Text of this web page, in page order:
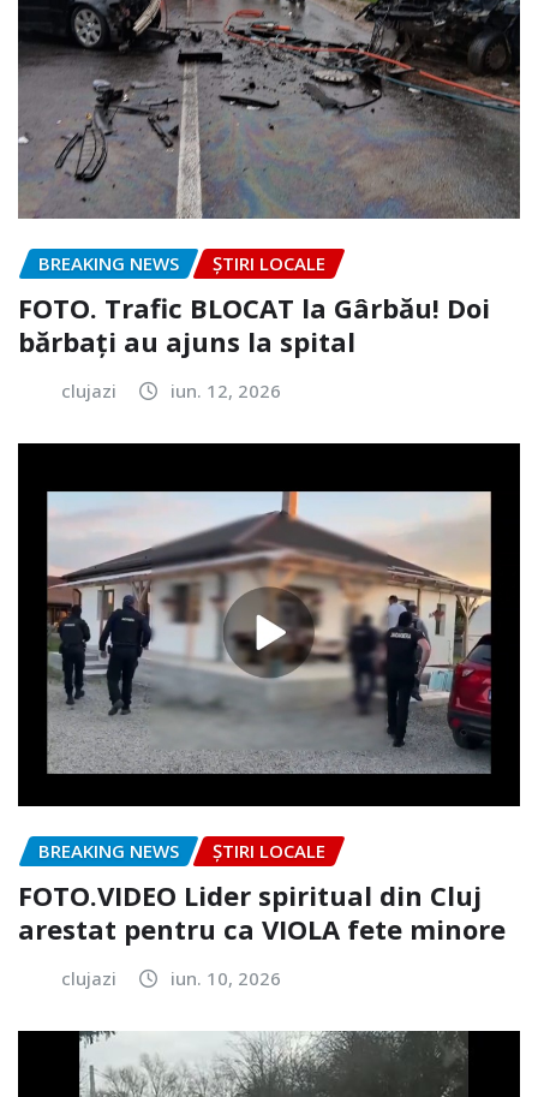
BREAKING NEWS ȘTIRI LOCALE
FOTO. Trafic BLOCAT la Gârbău! Doi
bărbați au ajuns la spital
clujazi iun. 12, 2026
BREAKING NEWS ȘTIRI LOCALE
FOTO.VIDEO Lider spiritual din Cluj
arestat pentru ca VIOLA fete minore
clujazi iun. 10, 2026